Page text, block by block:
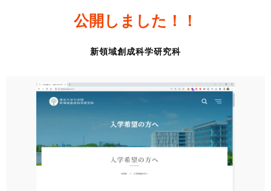
公開しました！！
新領域創成科学研究科